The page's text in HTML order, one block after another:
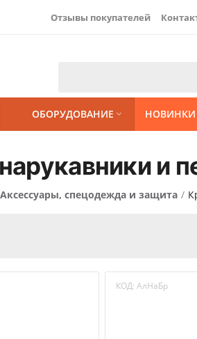
Отзывы покупателей
ОБОРУДОВАНИЕ  НОВИНКИ
и
Аксессуары, спецодежда и защита /
КОД: АлНаБр